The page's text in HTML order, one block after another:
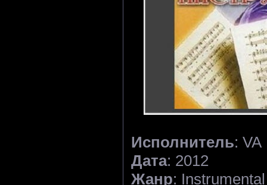
Исполнитель: VA
Дата: 2012
Жанр: Instrumental